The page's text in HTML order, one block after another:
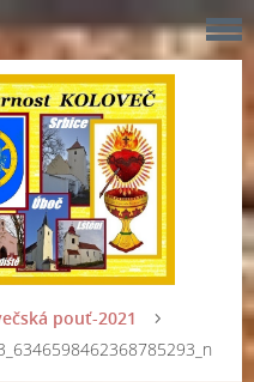
pouť-2021